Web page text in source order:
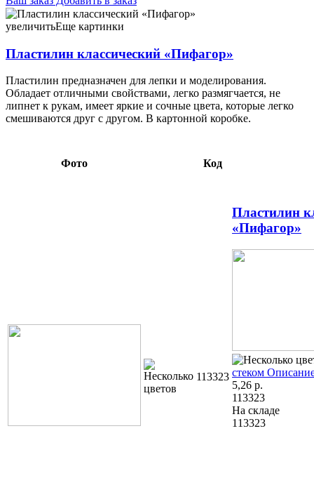
Пластилин классический «Пифагор» 12 цветов, 120 г, со
стеком 5,26 113323
увеличитьЕще картинки
Пластилин классический «Пифагор»
Пластилин предназначен для лепки и моделирования.
Обладает отличными свойствами, легко размягчается, не
липнет к рукам, имеет яркие и сочные цвета, которые легко
смешиваются друг с другом. В картонной коробке.
Фото Код
113323
Пластилин
«Пифагор»
стеком
5,26 р.
113323
На складе
113323